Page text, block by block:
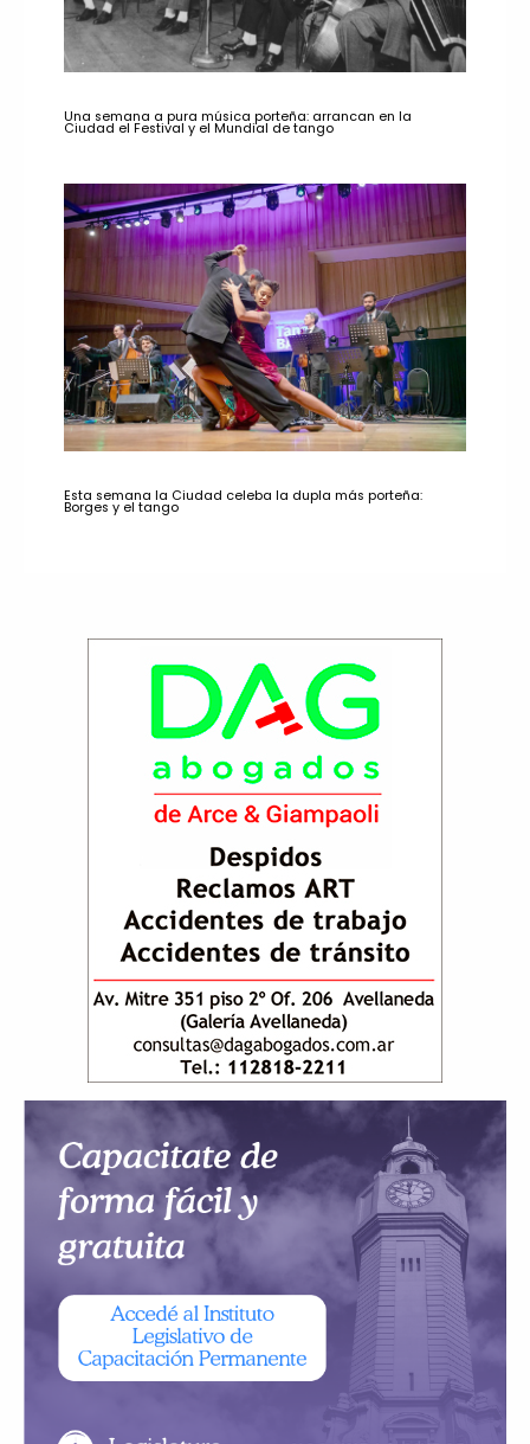
Una semana a pura música porteña: arrancan en la
Ciudad el Festival y el Mundial de tango
Esta semana la Ciudad celeba la dupla más porteña:
Borges y el tango